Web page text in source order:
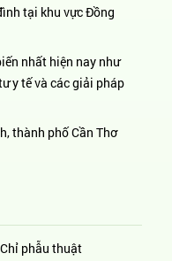
tại khu vực Đồng
nhất hiện nay như
y tế và các giải pháp
thành phố Cần Thơ
Chỉ phẫu thuật